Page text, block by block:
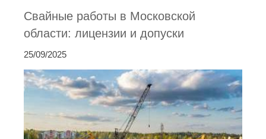
Свайные работы в Московской
области: лицензии и допуски
25/09/2025